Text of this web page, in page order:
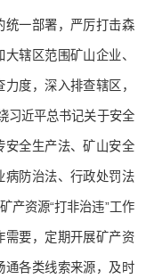
统一部署，严厉打击森
辖区范围矿山企业、
度，深入排查辖区，
习近平总书记关于安全
安全生产法、矿山安全
病防治法、行政处罚法
产资源“打非治违”工作
需要，定期开展矿产资
通各类线索来源，及时